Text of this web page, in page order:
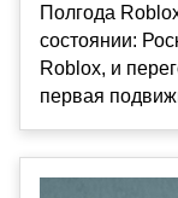
Полгода
состоянии:
Roblox, и
первая